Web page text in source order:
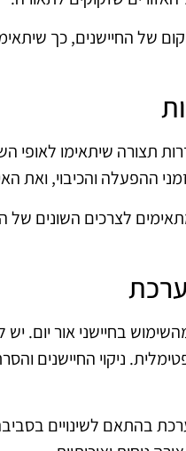
של החיישנים, כך
תצורה שיתאימו לאופי
ההפעלה והכיבוי, ואת
לצרכים השונים
בחיישני אור יום.
ניקוי החיישנים
בהתאם לשינויים בסביבה,